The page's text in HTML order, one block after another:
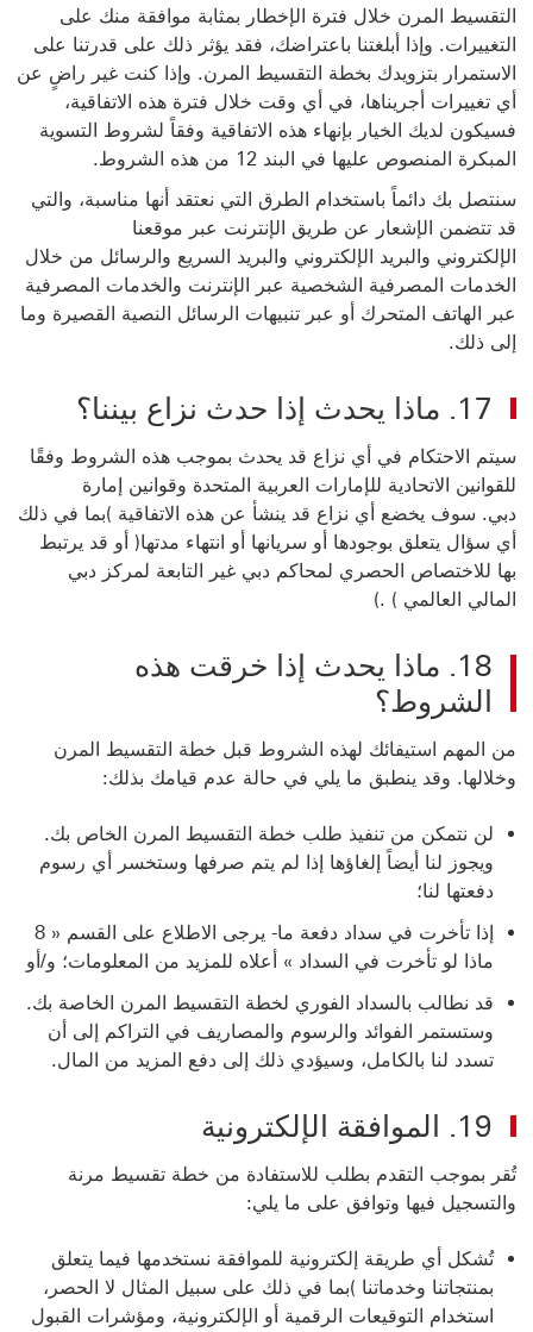
التقسيط المرن خلال فترة الإخطار بمثابة موافقة منك على
التغييرات. وإذا أبلغتنا باعتراضك، فقد يؤثر ذلك على قدرتنا على
الاستمرار بتزويدك بخطة التقسيط المرن. وإذا كنت غير راضٍ عن
أي تغييرات أجريناها، في أي وقت خلال فترة هذه الاتفاقية،
فسيكون لديك الخيار بإنهاء هذه الاتفاقية وفقاً لشروط التسوية
المبكرة المنصوص عليها في البند 12 من هذه الشروط.
سنتصل بك دائماً باستخدام الطرق التي نعتقد أنها مناسبة، والتي
قد تتضمن الإشعار عن طريق الإنترنت عبر موقعنا
الإلكتروني والبريد الإلكتروني والبريد السريع والرسائل من خلال
الخدمات المصرفية الشخصية عبر الإنترنت والخدمات المصرفية
عبر الهاتف المتحرك أو عبر تنبيهات الرسائل النصية القصيرة وما
إلى ذلك.
17. ماذا يحدث إذا حدث نزاع بيننا؟
سيتم الاحتكام في أي نزاع قد يحدث بموجب هذه الشروط وفقًا
للقوانين الاتحادية للإمارات العربية المتحدة وقوانين إمارة
دبي. سوف يخضع أي نزاع قد ينشأ عن هذه الاتفاقية )بما في ذلك
أي سؤال يتعلق بوجودها أو سريانها أو انتهاء مدتها( أو قد يرتبط
بها للاختصاص الحصري لمحاكم دبي غير التابعة لمركز دبي
المالي العالمي ) .)
18. ماذا يحدث إذا خرقت هذه
الشروط؟
من المهم استيفائك لهذه الشروط قبل خطة التقسيط المرن
وخلالها. وقد ينطبق ما يلي في حالة عدم قيامك بذلك:
لن نتمكن من تنفيذ طلب خطة التقسيط المرن الخاص بك.
ويجوز لنا أيضاً إلغاؤها إذا لم يتم صرفها وستخسر أي رسوم
دفعتها لنا؛
إذا تأخرت في سداد دفعة ما- يرجى الاطلاع على القسم « 8
ماذا لو تأخرت في السداد » أعلاه للمزيد من المعلومات؛ و/أو
قد نطالب بالسداد الفوري لخطة التقسيط المرن الخاصة بك.
وستستمر الفوائد والرسوم والمصاريف في التراكم إلى أن
تسدد لنا بالكامل، وسيؤدي ذلك إلى دفع المزيد من المال.
19. الموافقة الإلكترونية
تُقر بموجب التقدم بطلب للاستفادة من خطة تقسيط مرنة
والتسجيل فيها وتوافق على ما يلي:
تُشكل أي طريقة إلكترونية للموافقة نستخدمها فيما يتعلق
بمنتجاتنا وخدماتنا )بما في ذلك على سبيل المثال لا الحصر،
استخدام التوقيعات الرقمية أو الإلكترونية، ومؤشرات القبول